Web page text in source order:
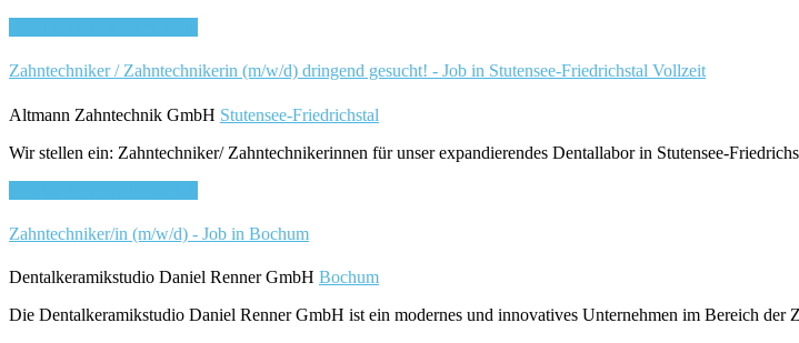
Zahntechniker / Zahntechnikerin (m/w/d) dringend gesucht! - Job in Stutensee-Friedrichstal Vollzeit
Altmann Zahntechnik GmbH Stutensee-Friedrichstal
Wir stellen ein: Zahntechniker/ Zahntechnikerinnen für unser expandierendes Dentallabor in Stutensee-
Zahntechniker/in (m/w/d) - Job in Bochum
Dentalkeramikstudio Daniel Renner GmbH Bochum
Die Dentalkeramikstudio Daniel Renner GmbH ist ein modernes und innovatives Unternehmen im Bereich der